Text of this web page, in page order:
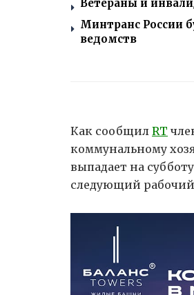
Ветераны и
Минтранс России
ведомств
Как сообщил RT
коммунальному
выпадает на
следующий рабочий